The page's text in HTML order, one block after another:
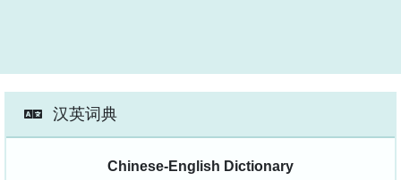
汉英词典
Chinese-English Dictionary